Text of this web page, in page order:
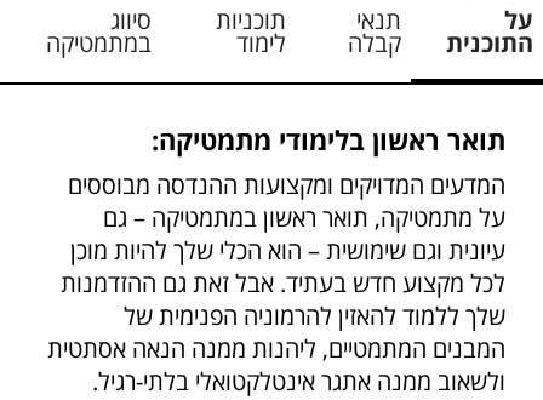
על
התוכנית
תנאי
קבלה
תוכניות
לימוד
סיווג
במתמטיקה
תואר ראשון בלימודי מתמטיקה:
המדעים המדויקים ומקצועות ההנדסה מבוססים
על מתמטיקה, תואר ראשון במתמטיקה – גם
עיונית וגם שימושית – הוא הכלי שלך להיות מוכן
לכל מקצוע חדש בעתיד. אבל זאת גם ההזדמנות
שלך ללמוד להאזין להרמוניה הפנימית של
המבנים המתמטיים, ליהנות ממנה הנאה אסתטית
ולשאוב ממנה אתגר אינטלקטואלי בלתי-רגיל.